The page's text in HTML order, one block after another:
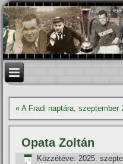
«A Fradi naptára, szeptember
Opata Zoltán
Közzétéve: 2025.